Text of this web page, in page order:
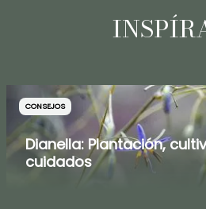
CONSEJOS
Dianella: Plantación,
cuidados